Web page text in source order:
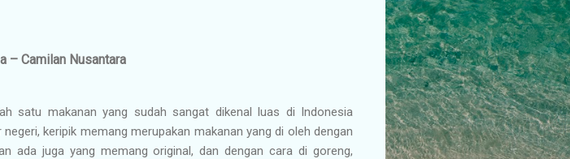
– Camilan Nusantara
satu makanan yang sudah sangat dikenal luas di Indonesia
negeri, keripik memang merupakan makanan yang di oleh dengan
ada juga yang memang original, dan dengan cara di goreng,